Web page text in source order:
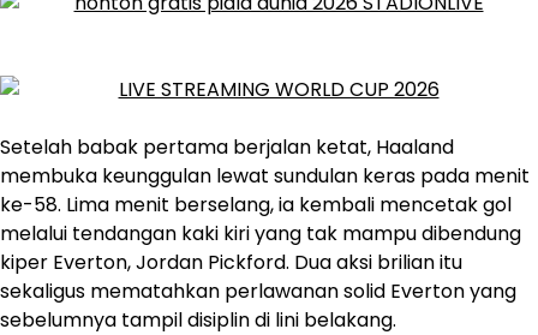
Setelah babak pertama berjalan ketat, Haaland
membuka keunggulan lewat sundulan keras pada menit
ke-58. Lima menit berselang, ia kembali mencetak gol
melalui tendangan kaki kiri yang tak mampu dibendung
kiper Everton, Jordan Pickford. Dua aksi brilian itu
sekaligus mematahkan perlawanan solid Everton yang
sebelumnya tampil disiplin di lini belakang.